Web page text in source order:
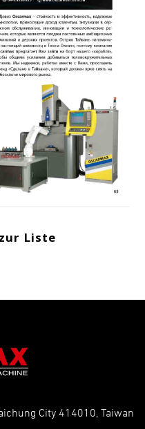
Liste
City 414010, Taiwan